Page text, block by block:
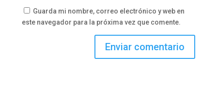
Guarda mi nombre, correo electrónico y web en
este navegador para la próxima vez que comente.